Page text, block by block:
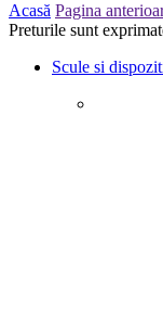
Acasă Pagina
Preturile sunt
Scule si